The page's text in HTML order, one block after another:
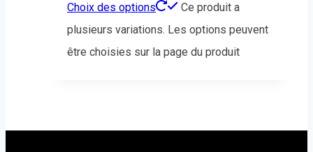
Choix des options
Ce produit a
plusieurs variations. Les options peuvent
être choisies sur la page du produit